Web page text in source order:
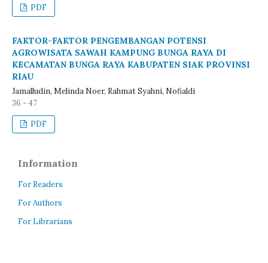
PDF
FAKTOR-FAKTOR PENGEMBANGAN POTENSI
AGROWISATA SAWAH KAMPUNG BUNGA RAYA DI
KECAMATAN BUNGA RAYA KABUPATEN SIAK PROVINSI
RIAU
Jamalludin, Melinda Noer, Rahmat Syahni, Nofialdi
36 - 47
PDF
Information
For Readers
For Authors
For Librarians